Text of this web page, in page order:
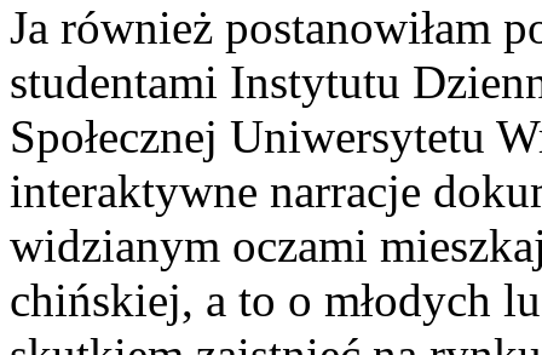
Ja również postanowiłam
studentami Instytutu
Społecznej Uniwersytetu
interaktywne narracje
widzianym oczami
chińskiej, a to o młodych